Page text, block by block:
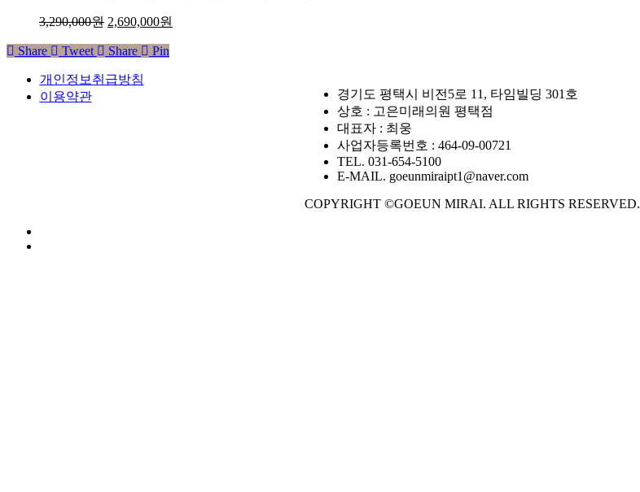
3,290,000원 2,690,000원
Share Tweet Share Pin
개인정보취급방침
이용약관
경기도 평택시 비전5로 11, 타임빌딩 301호
상호 : 고은미래의원 평택점
대표자 : 최웅
사업자등록번호 : 464-09-00721
TEL. 031-654-5100
E-MAIL. goeunmiraipt1@naver.com
COPYRIGHT ©GOEUN MIRAI. ALL RIGHTS RESERVED.